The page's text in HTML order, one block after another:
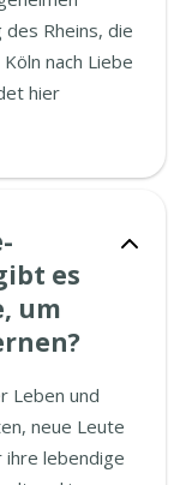
Rheins, die
nach Liebe
hier
es
um
Leben und
neue Leute
lebendige